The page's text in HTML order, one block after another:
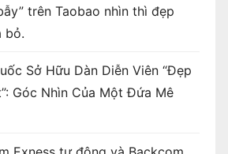
trên Taobao nhìn thì đẹp
bỏ.
Sở Hữu Dàn Diễn Viên “Đẹp
Góc Nhìn Của Một Đứa Mê